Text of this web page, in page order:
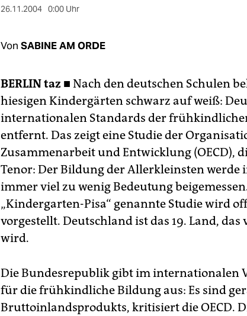
26.11.2004 0:00 Uhr
Von SABINE AM ORDE
BERLINtaz ■ Nach den deutschen Schulen
hiesigen Kindergärten schwarz auf weiß:
internationalen Standards der
entfernt. Das zeigt eine Studie der
Zusammenarbeit und Entwicklung (OECD),
Tenor: Der Bildung der Allerkleinsten werde
immer viel zu wenig Bedeutung
„Kindergarten-Pisa“ genannte Studie wird
vorgestellt. Deutschland ist das 19. Land, das
wird.
Die Bundesrepublik gibt im internationalen
für die frühkindliche Bildung aus: Es sind
Bruttoinlandsprodukts, kritisiert die OECD.